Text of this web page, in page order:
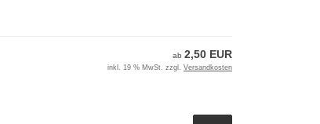
ab 2,50 EUR
inkl. 19 % MwSt. zzgl. Versandkosten